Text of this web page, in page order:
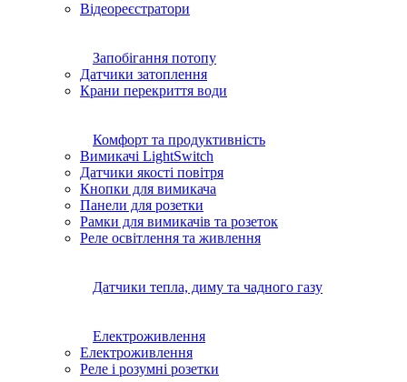
Датчики затоплення
продуктивність
Вимикачі LightSwitch
Датчики якості повітря
Рамки для вимикачів та розеток
Реле освітлення та живлення
диму та чадного газу
Електроживлення
Електроживлення
Реле і розумні розетки
Головна
Щитки, бокси
Бокс монтажний БМ-60 (350х600х220) IP54